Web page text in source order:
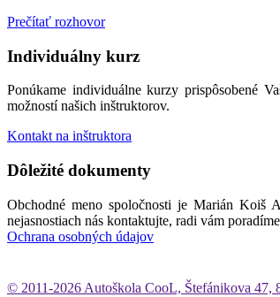
Prečítať rozhovor
Individuálny kurz
Ponúkame individuálne kurzy prispôsobené
možností našich inštruktorov.
Kontakt na inštruktora
Dôležité dokumenty
Obchodné meno spoločnosti je Marián Koiš
nejasnostiach nás kontaktujte, radi vám
Ochrana osobných údajov
© 2011-2026 Autoškola CooL, Štefánikova 47,